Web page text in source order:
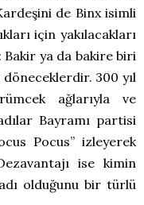
de Binx isimli
için yakılacakları
Bakir ya da bakire biri
döneceklerdir. 300 yıl
ağlarıyla ve
Bayramı partisi
Pocus” izleyerek
ise kimin
olduğunu bir türlü